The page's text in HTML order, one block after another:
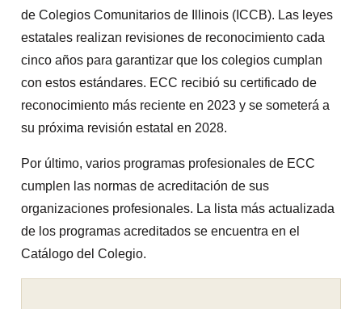
de Colegios Comunitarios de Illinois (ICCB). Las leyes
estatales realizan revisiones de reconocimiento cada
cinco años para garantizar que los colegios cumplan
con estos estándares. ECC recibió su certificado de
reconocimiento más reciente en 2023 y se someterá a
su próxima revisión estatal en 2028.
Por último, varios programas profesionales de ECC
cumplen las normas de acreditación de sus
organizaciones profesionales. La lista más actualizada
de los programas acreditados se encuentra en el
Catálogo del Colegio.